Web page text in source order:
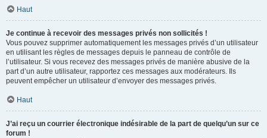
Haut
Je continue à recevoir des messages privés non sollicités !
Vous pouvez supprimer automatiquement les messages privés d’un utilisateur
en utilisant les règles de messages depuis le panneau de contrôle de
l’utilisateur. Si vous recevez des messages privés de manière abusive de la
part d’un autre utilisateur, rapportez ces messages aux modérateurs. Ils
peuvent empêcher un utilisateur d’envoyer des messages privés.
Haut
J’ai reçu un courrier électronique indésirable de la part de quelqu’un sur ce
forum !